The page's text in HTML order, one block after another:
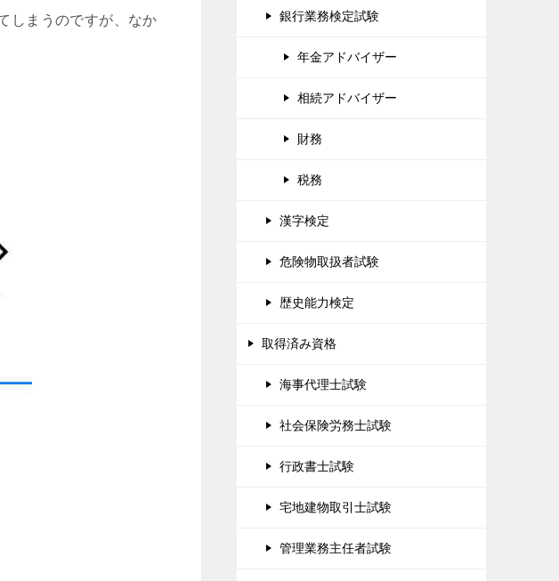
しまうのですが、なか
銀行業務検定試験
年金アドバイザー
相続アドバイザー
財務
税務
漢字検定
危険物取扱者試験
歴史能力検定
取得済み資格
海事代理士試験
社会保険労務士試験
行政書士試験
宅地建物取引士試験
管理業務主任者試験